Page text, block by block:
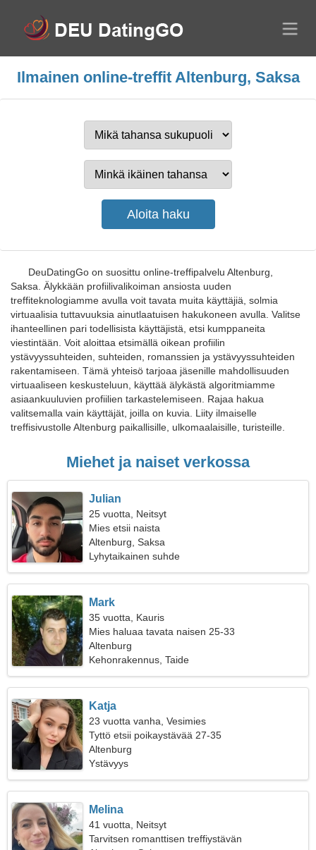
Ilmainen online-treffit Altenburg, Saksa
DeuDatingGo on suosittu online-treffipalvelu Altenburg,
Saksa. Älykkään profiilivalikoiman ansiosta uuden
treffiteknologiamme avulla voit tavata muita käyttäjiä, solmia
virtuaalisia tuttavuuksia ainutlaatuisen hakukoneen avulla. Valitse
ihanteellinen pari todellisista käyttäjistä, etsi kumppaneita
viestintään. Voit aloittaa etsimällä oikean profiilin
ystävyyssuhteiden, suhteiden, romanssien ja ystävyyssuhteiden
rakentamiseen. Tämä yhteisö tarjoaa jäsenille mahdollisuuden
virtuaaliseen keskusteluun, käyttää älykästä algoritmiamme
asiaankuuluvien profiilien tarkastelemiseen. Rajaa hakua
valitsemalla vain käyttäjät, joilla on kuvia. Liity ilmaiselle
treffisivustolle Altenburg paikallisille, ulkomaalaisille, turisteille.
Miehet ja naiset verkossa
Julian
25 vuotta, Neitsyt
Mies etsii naista
Altenburg, Saksa
Lyhytaikainen suhde
Mark
35 vuotta, Kauris
Mies haluaa tavata naisen 25-33
Altenburg
Kehonrakennus, Taide
Katja
23 vuotta vanha, Vesimies
Tyttö etsii poikaystävää 27-35
Altenburg
Ystävyys
Melina
41 vuotta, Neitsyt
Tarvitsen romanttisen treffiystävän